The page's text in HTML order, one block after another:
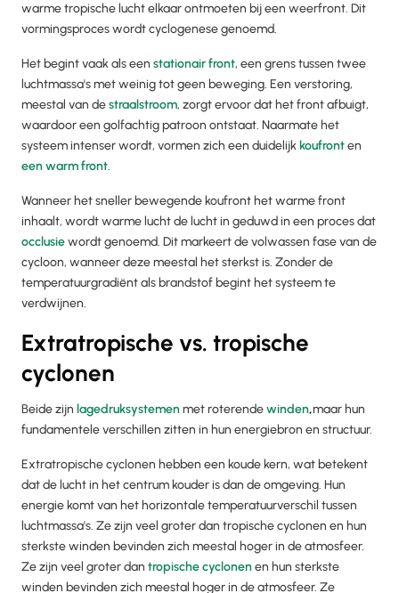
warme tropische lucht elkaar ontmoeten bij een weerfront. Dit
vormingsproces wordt cyclogenese genoemd.
Het begint vaak als een stationair front, een grens tussen twee
luchtmassa's met weinig tot geen beweging. Een verstoring,
meestal van destraalstroom, zorgt ervoor dat het front afbuigt,
waardoor een golfachtig patroon ontstaat. Naarmate het
systeem intenser wordt, vormen zich een duidelijk koufronten
een warm front.
Wanneer het sneller bewegende koufront het warme front
inhaalt, wordt warme lucht de lucht in geduwd in een proces dat
occlusiewordt genoemd. Dit markeert de volwassen fase van de
cycloon, wanneer deze meestal het sterkst is. Zonder de
temperatuurgradiënt als brandstof begint het systeem te
verdwijnen.
Extratropische vs. tropische
cyclonen
Beide zijn lagedruksystemenmet roterendewinden,maar hun
fundamentele verschillen zitten in hun energiebron en structuur.
Extratropische cyclonen hebben een koude kern, wat betekent
dat de lucht in het centrum kouder is dan de omgeving. Hun
energie komt van het horizontale temperatuurverschil tussen
luchtmassa's. Ze zijn veel groter dan tropische cyclonen en hun
sterkste winden bevinden zich meestal hoger in de atmosfeer.
Ze zijn veel groter dan tropische cyclonenen hun sterkste
winden bevinden zich meestal hoger in de atmosfeer. Ze